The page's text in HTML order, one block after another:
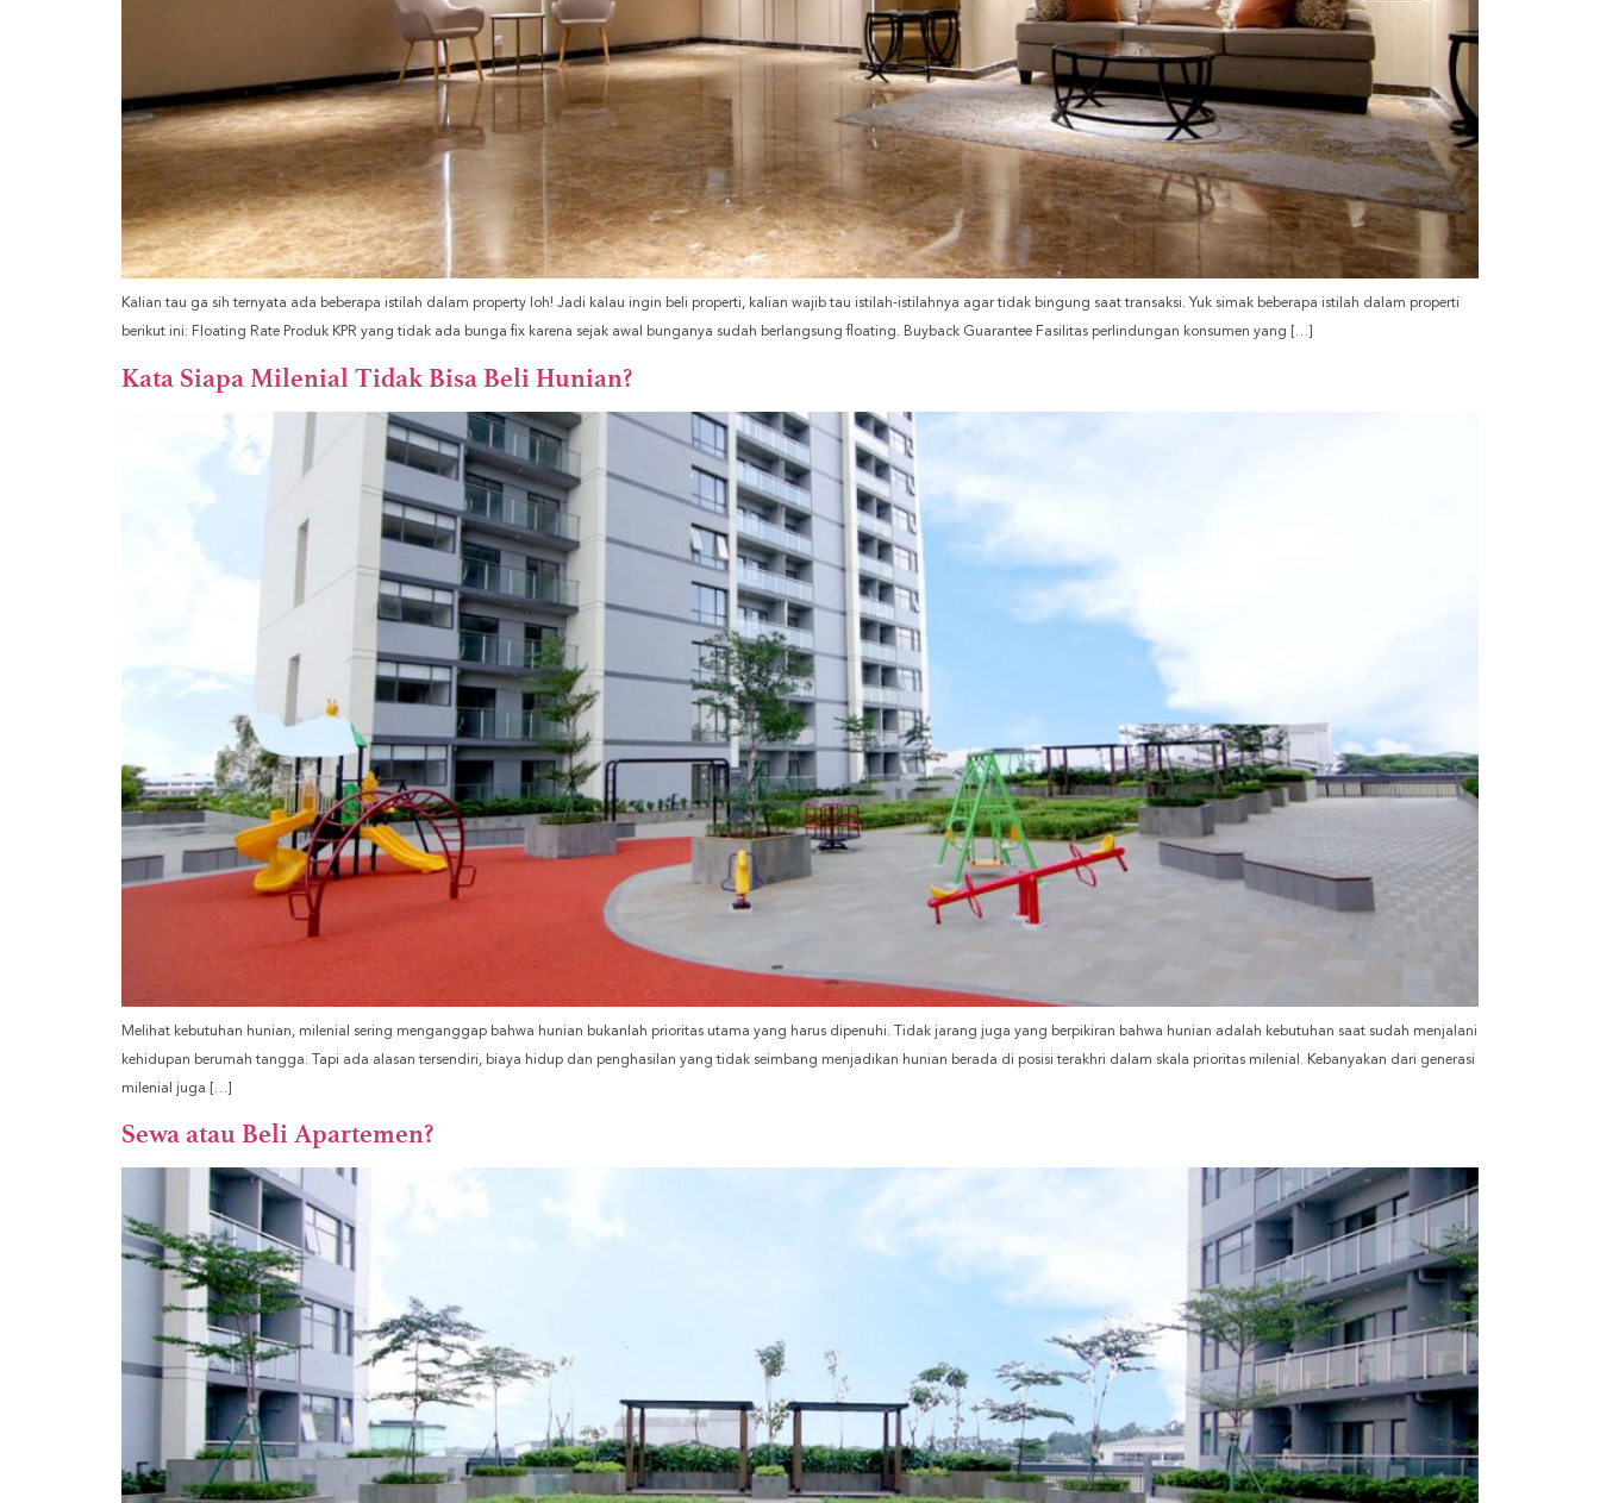
Kalian tau ga sih ternyata ada beberapa istilah dalam property loh! Jadi kalau ingin beli properti, kalian wajib tau istilah-istilahnya agar tidak bingung saat transaksi. Yuk simak beberapa istilah dalam properti
berikut ini: Floating Rate Produk KPR yang tidak ada bunga fix karena sejak awal bunganya sudah berlangsung floating. Buyback Guarantee Fasilitas perlindungan konsumen yang […]
Kata Siapa Milenial Tidak Bisa Beli Hunian?
Melihat kebutuhan hunian, milenial sering menganggap bahwa hunian bukanlah prioritas utama yang harus dipenuhi. Tidak jarang juga yang berpikiran bahwa hunian adalah kebutuhan saat sudah menjalani
kehidupan berumah tangga. Tapi ada alasan tersendiri, biaya hidup dan penghasilan yang tidak seimbang menjadikan hunian berada di posisi terakhri dalam skala prioritas milenial. Kebanyakan dari generasi
milenial juga […]
Sewa atau Beli Apartemen?